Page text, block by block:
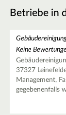
Betriebe in
Keine
37327
Management,
gegebenenfalls